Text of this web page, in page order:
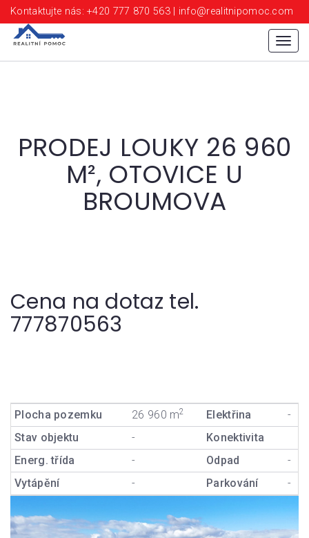
Kontaktujte nás: +420 777 870 563 | info@realitnipomoc.com
Menu
PRODEJ LOUKY 26 960
M², OTOVICE U
BROUMOVA
Cena na dotaz tel.
777870563
Plocha pozemku 26 960 m2 Elektřina
-
Stav objektu
-
Konektivita
Energ. třída
- Odpad
-
Vytápění
- Parkování -